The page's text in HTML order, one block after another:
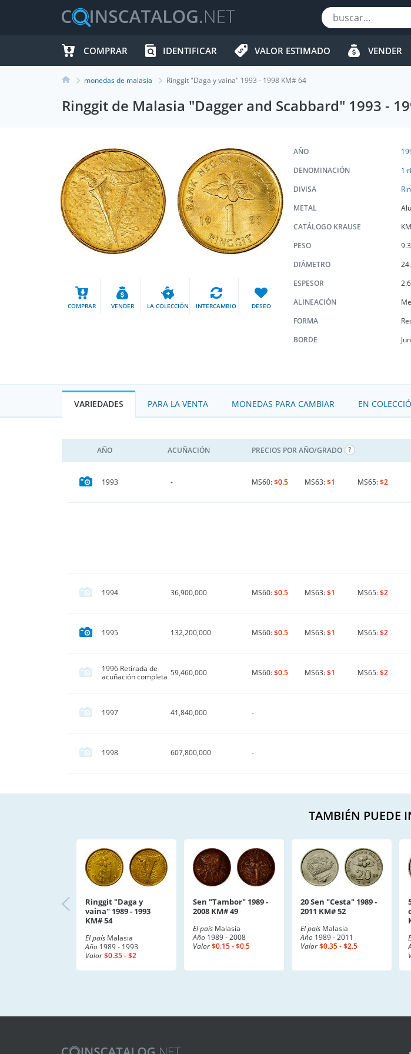
COMPRAR IDENTIFICAR VALOR ESTIMADO VENDER
monedas de malasia Ringgit "Daga y vaina" 1993 - 1998 KM# 64
Ringgit de Malasia "Dagger and Scabbard" 1993 -
COMPRAR VENDER LA COLECCIÓN INTERCAMBIO DESEO
AÑO
DENOMINACIÓN
1
DIVISA
METAL
CATÁLOGO KRAUSE
PESO
DIÁMETRO
ESPESOR
ALINEACIÓN
FORMA
BORDE
VARIEDADES PARA LA VENTA MONEDAS PARA CAMBIAR EN
AÑO ACUÑACIÓN PRECIOS POR AÑO/GRADO
1993 - MS60:$0.5 MS63:$1 MS65:$2
1994 36,900,000 MS60:$0.5 MS63:$1 MS65:$2
1995 132,200,000 MS60:$0.5 MS63:$1 MS65:$2
1996 Retirada de
acuñación completa 59,460,000 MS60:$0.5 MS63:$1 MS65:$2
1997 41,840,000 -
1998 607,800,000 -
TAMBIÉN PUEDE
Ringgit "Daga y
vaina" 1989 - 1993
KM# 54
El país Malasia
Año 1989 - 1993
Valor$0.35 - $2
Sen "Tambor" 1989 -
2008 KM# 49
El país Malasia
Año 1989 - 2008
Valor$0.15 - $0.5
20 Sen "Cesta" 1989 -
2011 KM# 52
El país Malasia
Año 1989 - 2011
Valor$0.35 - $2.5